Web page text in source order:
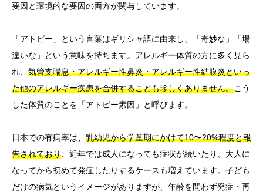
要因と環境的な要因の両方が関与しています。
「アトピー」という言葉はギリシャ語に由来し、「奇妙な」「場
違いな」という意味を持ちます。アレルギー体質の方に多く見ら
れ、 気管支喘息・アレルギー性鼻炎・アレルギー性結膜炎といっ
た他のアレルギー疾患を合併することも珍しくありません。こう
した体質のことを「アトピー素因」と呼びます。
日本での有病率は、 乳幼児から学童期にかけて10〜20%程度と報
告されており 、近年では成人になっても症状が続いたり、大人に
なってから初めて発症したりするケースも増えています。子ども
だけの病気というイメージがありますが、年齢を問わず発症・再